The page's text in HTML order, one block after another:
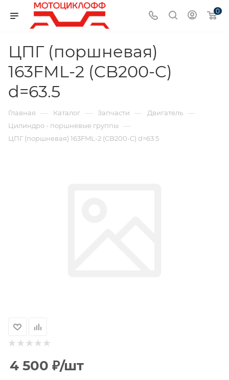
0
ЦПГ (поршневая)
163FML-2 (CB200-C)
d=63.5
Главная — Каталог — Запчасти — Двигатель —
Цилиндро - поршневые группы —
ЦПГ (поршневая) 163FML-2 (CB200-C) d=63.5
4 500 ₽/шт